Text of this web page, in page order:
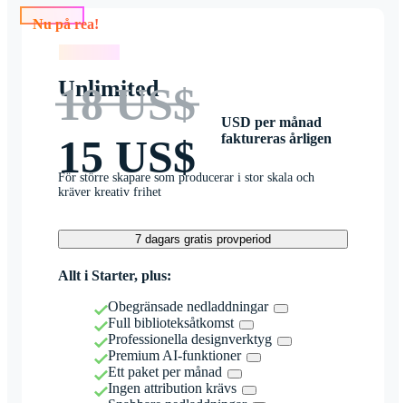
Nu på rea!
Unlimited
18 US$
15 US$
USD per månad
faktureras årligen
För större skapare som producerar i stor skala och
kräver kreativ frihet
7 dagars gratis provperiod
Allt i Starter, plus:
Obegränsade nedladdningar
Full biblioteksåtkomst
Professionella designverktyg
Premium AI-funktioner
Ett paket per månad
Ingen attribution krävs